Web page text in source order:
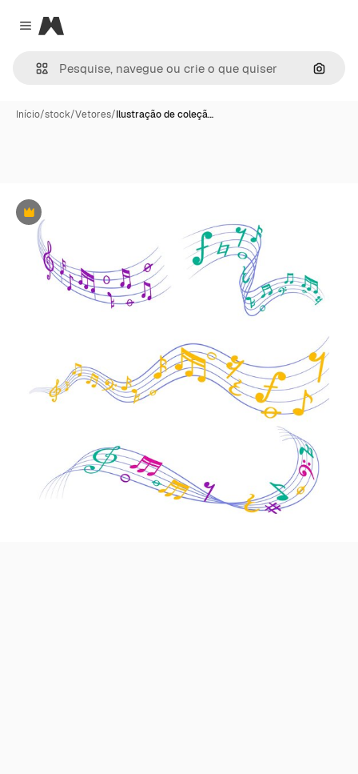
Close menu
Magnific
Início/stock/Vetores/Ilustração de coleçã…
Premium